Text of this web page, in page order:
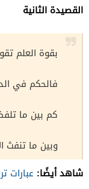
القصيدة الثانية
بقوة العلم
فالحكم في
كم بين ما
وبين ما تنفث
شاهد أيضًا: عبارات